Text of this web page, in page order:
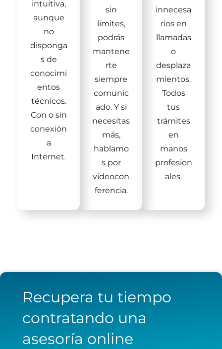
intuitiva,
aunque
no
disponga
s de
conocimi
entos
técnicos.
Con o sin
conexión
a
Internet.
sin
límites,
podrás
mantene
rte
siempre
comunic
ado. Y si
necesitas
más,
hablamo
s por
videocon
ferencia.
innecesa
rios en
llamadas
o
desplaza
mientos.
Todos
tus
trámites
en
manos
profesion
ales.
Recupera tu tiempo
contratando una
asesoría online